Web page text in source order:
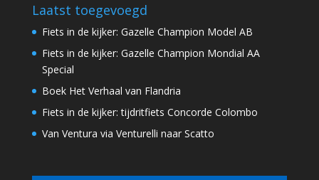
Laatst toegevoegd
Fiets in de kijker: Gazelle Champion Model AB
Fiets in de kijker: Gazelle Champion Mondial AA
Special
Boek Het Verhaal van Flandria
Fiets in de kijker: tijdritfiets Concorde Colombo
Van Ventura via Venturelli naar Scatto